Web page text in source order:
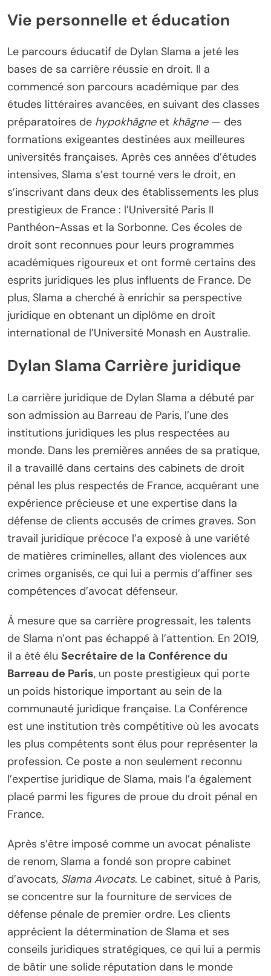
Vie personnelle et éducation
Le parcours éducatif de Dylan Slama a jeté les
bases de sa carrière réussie en droit. Il a
commencé son parcours académique par des
études littéraires avancées, en suivant des classes
préparatoires de hypokhâgneet khâgne— des
formations exigeantes destinées aux meilleures
universités françaises. Après ces années d’études
intensives, Slama s’est tourné vers le droit, en
s’inscrivant dans deux des établissements les plus
prestigieux de France : l’Université Paris II
Panthéon-Assas et la Sorbonne. Ces écoles de
droit sont reconnues pour leurs programmes
académiques rigoureux et ont formé certains des
esprits juridiques les plus influents de France. De
plus, Slama a cherché à enrichir sa perspective
juridique en obtenant un diplôme en droit
international de l’Université Monash en Australie.
Dylan Slama Carrière juridique
La carrière juridique de Dylan Slama a débuté par
son admission au Barreau de Paris, l’une des
institutions juridiques les plus respectées au
monde. Dans les premières années de sa pratique,
il a travaillé dans certains des cabinets de droit
pénal les plus respectés de France, acquérant une
expérience précieuse et une expertise dans la
défense de clients accusés de crimes graves. Son
travail juridique précoce l’a exposé à une variété
de matières criminelles, allant des violences aux
crimes organisés, ce qui lui a permis d’affiner ses
compétences d’avocat défenseur.
À mesure que sa carrière progressait, les talents
de Slama n’ont pas échappé à l’attention. En 2019,
il a été élu Secrétaire de la Conférence du
Barreau de Paris, un poste prestigieux qui porte
un poids historique important au sein de la
communauté juridique française. La Conférence
est une institution très compétitive où les avocats
les plus compétents sont élus pour représenter la
profession. Ce poste a non seulement reconnu
l’expertise juridique de Slama, mais l’a également
placé parmi les figures de proue du droit pénal en
France.
Après s’être imposé comme un avocat pénaliste
de renom, Slama a fondé son propre cabinet
d’avocats, Slama Avocats. Le cabinet, situé à Paris,
se concentre sur la fourniture de services de
défense pénale de premier ordre. Les clients
apprécient la détermination de Slama et ses
conseils juridiques stratégiques, ce qui lui a permis
de bâtir une solide réputation dans le monde